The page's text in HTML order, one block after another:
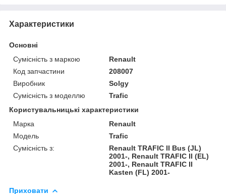
Характеристики
Основні
Сумісність з маркою
Renault
Код запчастини
208007
Виробник
Solgy
Сумісність з моделлю
Trafic
Користувальницькі характеристики
Марка
Renault
Модель
Trafic
Сумісність з:
Renault TRAFIC II Bus (JL)
2001-, Renault TRAFIC II (EL)
2001-, Renault TRAFIC II
Kasten (FL) 2001-
Приховати